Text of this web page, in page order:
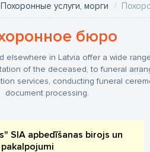
Похоронные услуги, морги
бюро
elsewhere in Latvia offer a wide
of the deceased, to funeral
services, conducting funeral
document processing.
SIA apbedīšanas birojs un